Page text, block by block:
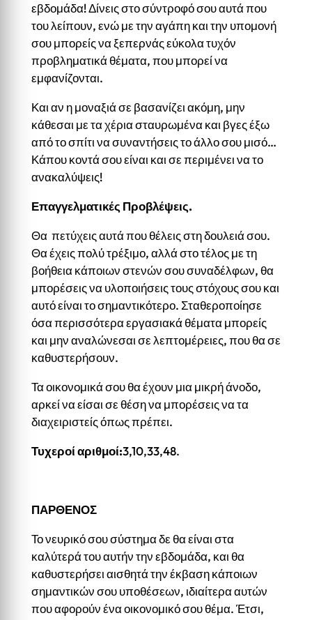
εβδομάδα! Δίνεις στο σύντροφό σου αυτά που
του λείπουν, ενώ με την αγάπη και την υπομονή
σου μπορείς να ξεπερνάς εύκολα τυχόν
προβληματικά θέματα, που μπορεί να
εμφανίζονται.
Και αν η μοναξιά σε βασανίζει ακόμη, μην
κάθεσαι με τα χέρια σταυρωμένα και βγες έξω
από το σπίτι να συναντήσεις το άλλο σου μισό…
Κάπου κοντά σου είναι και σε περιμένει να το
ανακαλύψεις!
Επαγγελματικές Προβλέψεις.
Θα πετύχεις αυτά που θέλεις στη δουλειά σου.
Θα έχεις πολύ τρέξιμο, αλλά στο τέλος με τη
βοήθεια κάποιων στενών σου συναδέλφων, θα
μπορέσεις να υλοποιήσεις τους στόχους σου και
αυτό είναι το σημαντικότερο. Σταθεροποίησε
όσα περισσότερα εργασιακά θέματα μπορείς
και μην αναλώνεσαι σε λεπτομέρειες, που θα σε
καθυστερήσουν.
Τα οικονομικά σου θα έχουν μια μικρή άνοδο,
αρκεί να είσαι σε θέση να μπορέσεις να τα
διαχειριστείς όπως πρέπει.
Τυχεροί αριθμοί:3,10,33,48.
ΠΑΡΘΕΝΟΣ
Το νευρικό σου σύστημα δε θα είναι στα
καλύτερά του αυτήν την εβδομάδα, και θα
καθυστερήσει αισθητά την έκβαση κάποιων
σημαντικών σου υποθέσεων, ιδιαίτερα αυτών
που αφορούν ένα οικονομικό σου θέμα. Έτσι,